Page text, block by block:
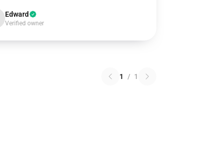
Edward
Verified owner
1 / 1